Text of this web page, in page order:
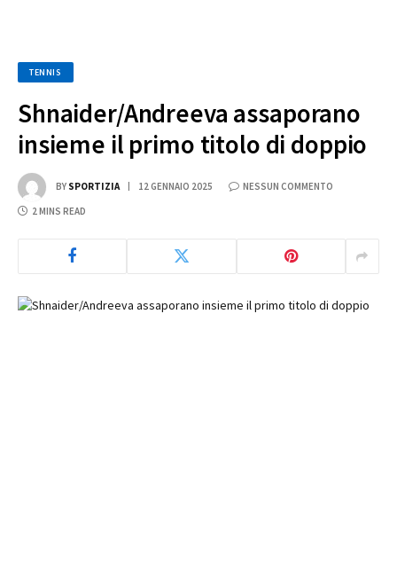
TENNIS
Shnaider/Andreeva assaporano
insieme il primo titolo di doppio
BY SPORTIZIA 12 GENNAIO 2025 NESSUN COMMENTO
2 MINS READ